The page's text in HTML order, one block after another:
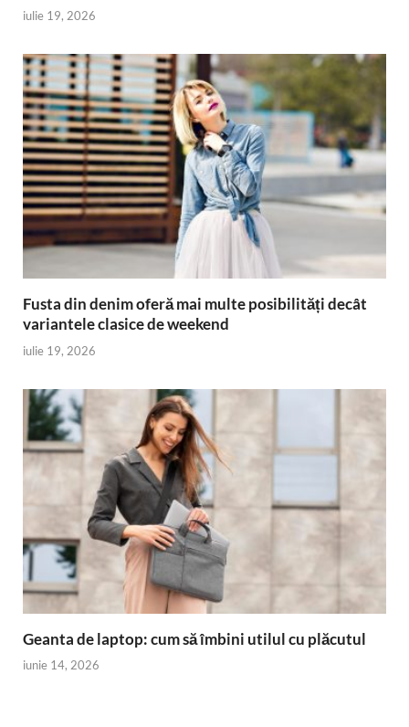
iulie 19, 2026
Fusta din denim oferă mai multe posibilități decât
variantele clasice de weekend
iulie 19, 2026
Geanta de laptop: cum să îmbini utilul cu plăcutul
iunie 14, 2026